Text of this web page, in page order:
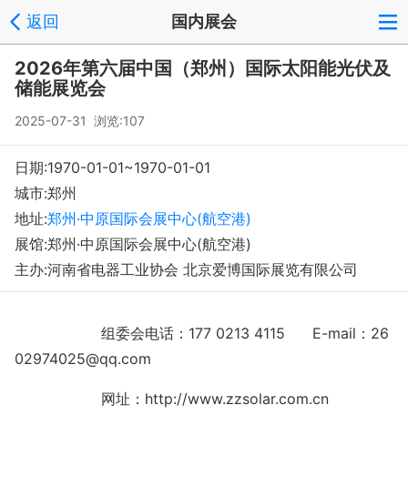
返回 国内展会
2026年第六届中国（郑州）国际太阳能光伏及
储能展览会
2025-07-31 浏览:107
日期:1970-01-01~1970-01-01
城市:郑州
地址:郑州·中原国际会展中心(航空港)
展馆:郑州·中原国际会展中心(航空港)
主办:河南省电器工业协会 北京爱博国际展览有限公司
组委会电话：177 0213 4115 E-mail：26
02974025@qq.com
网址： http://www.zzsolar.com.cn
注册 反馈
Copyright © 2008-2018 环球会展网 fairglobal.com.cn 版权所有